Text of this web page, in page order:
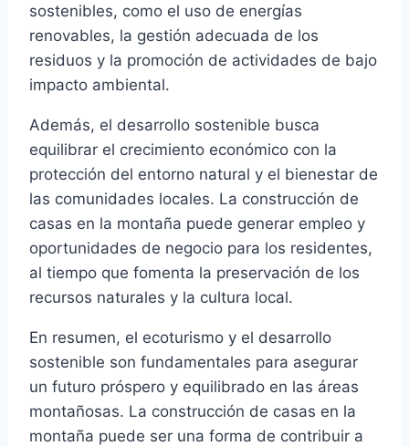
sostenibles, como el uso de energías
renovables, la gestión adecuada de los
residuos y la promoción de actividades de bajo
impacto ambiental.
Además, el desarrollo sostenible busca
equilibrar el crecimiento económico con la
protección del entorno natural y el bienestar de
las comunidades locales. La construcción de
casas en la montaña puede generar empleo y
oportunidades de negocio para los residentes,
al tiempo que fomenta la preservación de los
recursos naturales y la cultura local.
En resumen, el ecoturismo y el desarrollo
sostenible son fundamentales para asegurar
un futuro próspero y equilibrado en las áreas
montañosas. La construcción de casas en la
montaña puede ser una forma de contribuir a